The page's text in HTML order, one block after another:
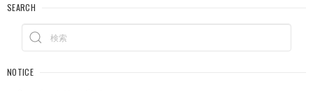
SEARCH
NOTICE